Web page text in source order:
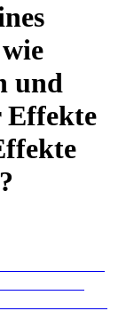
und
Effekte